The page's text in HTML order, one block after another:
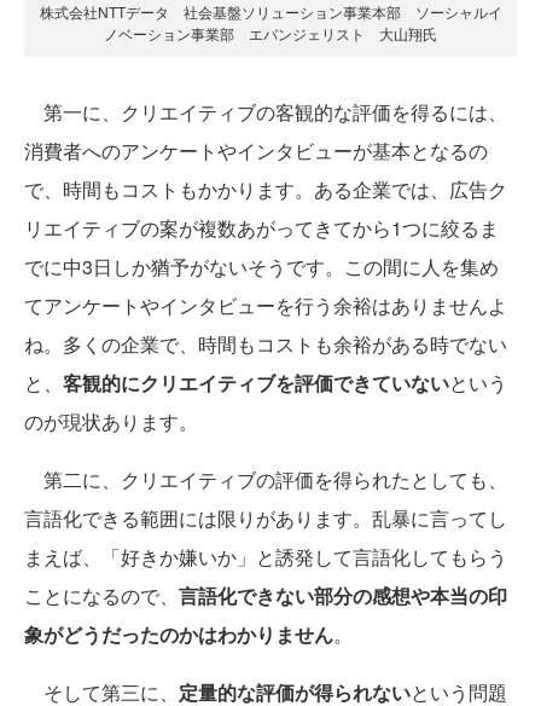
株式会社NTTデータ 社会基盤ソリューション事業本部 ソーシャルイ
ノベーション事業部 エバンジェリスト 大山翔氏
第一に、クリエイティブの客観的な評価を得るには、
消費者へのアンケートやインタビューが基本となるの
で、時間もコストもかかります。ある企業では、広告ク
リエイティブの案が複数あがってきてから1つに絞るま
でに中3日しか猶予がないそうです。この間に人を集め
てアンケートやインタビューを行う余裕はありませんよ
ね。多くの企業で、時間もコストも余裕がある時でない
と、 客観的にクリエイティブを評価できていないという
のが現状あります。
第二に、クリエイティブの評価を得られたとしても、
言語化できる範囲には限りがあります。乱暴に言ってし
まえば、「好きか嫌いか」と誘発して言語化してもらう
ことになるので、 言語化できない部分の感想や本当の印
象がどうだったのかはわかりません。
そして第三に、 定量的な評価が得られないという問題